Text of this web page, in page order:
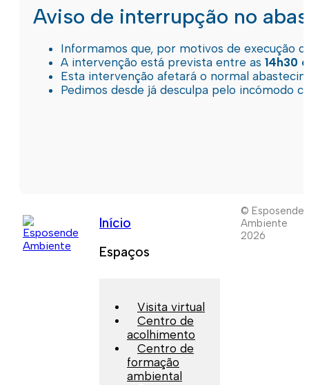
Aviso de interrupção no
Informamos que, por motivos de execução
A intervenção está prevista entre as 14h30
Esta intervenção afetará o normal
Pedimos desde já desculpa pelo incómodo
Início
Espaços
Visita virtual
Centro de
acolhimento
Centro de
formação
ambiental
© Esposende
Ambiente
2026